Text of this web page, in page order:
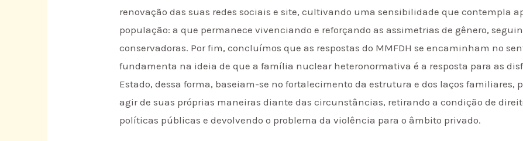
renovação das suas redes sociais e site, cultivando uma sensibilidade que contempla
população: a que permanece vivenciando e reforçando as assimetrias de gênero,
conservadoras. Por fim, concluímos que as respostas do MMFDH se encaminham no
fundamenta na ideia de que a família nuclear heteronormativa é a resposta para as
Estado, dessa forma, baseiam-se no fortalecimento da estrutura e dos laços familiares,
agir de suas próprias maneiras diante das circunstâncias, retirando a condição de
políticas públicas e devolvendo o problema da violência para o âmbito privado.